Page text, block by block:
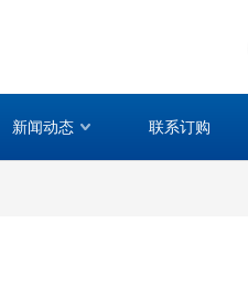
新闻动态 联系订购